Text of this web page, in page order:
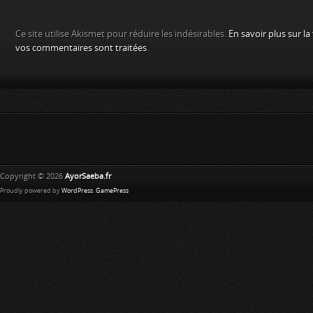
Ce site utilise Akismet pour réduire les indésirables. En savoir plus sur
vos commentaires sont traitées.
Copyright © 2026 AyorSaeba.fr
Proudly powered by WordPress. GamePress